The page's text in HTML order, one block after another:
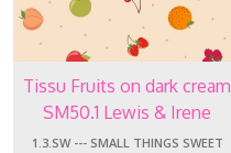
Tissu Fruits on dark cream
SM50.1 Lewis & Irene
1.3.SW --- SMALL THINGS SWEET